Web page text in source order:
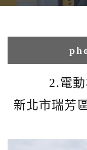
1.人臉辨識系統實
2.電動柵欄機系列
3.車牌辨識收費系
2.電
新北市瑞芳